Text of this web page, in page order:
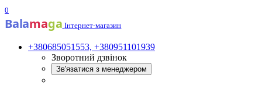
0
Balamaga Інтернет-магазин
+380685051553, +380951101939
Зворотний дзвінок
Зв'язатися з менеджером